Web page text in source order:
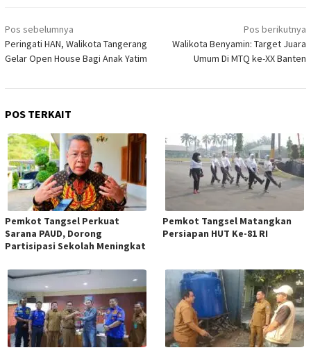
Navigasi
pos
Pos sebelumnya
Peringati HAN, Walikota Tangerang
Gelar Open House Bagi Anak Yatim
Pos berikutnya
Walikota Benyamin: Target Juara
Umum Di MTQ ke-XX Banten
POS TERKAIT
Pemkot Tangsel Perkuat
Sarana PAUD, Dorong
Partisipasi Sekolah Meningkat
Pemkot Tangsel Matangkan
Persiapan HUT Ke-81 RI